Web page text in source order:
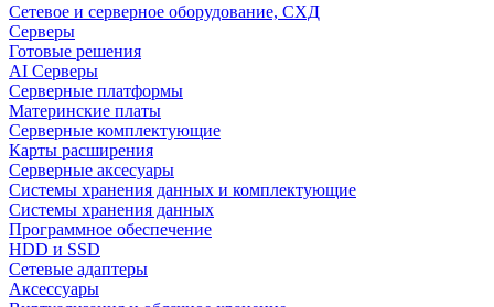
Сетевое и серверное оборудование, СХД
Cерверы
Готовые решения
AI Серверы
Серверные платформы
Материнские платы
Серверные комплектующие
Карты расширения
Серверные аксесуары
Системы хранения данных и комплектующие
Системы хранения данных
Программное обеспечение
HDD и SSD
Сетевые адаптеры
Аксессуары